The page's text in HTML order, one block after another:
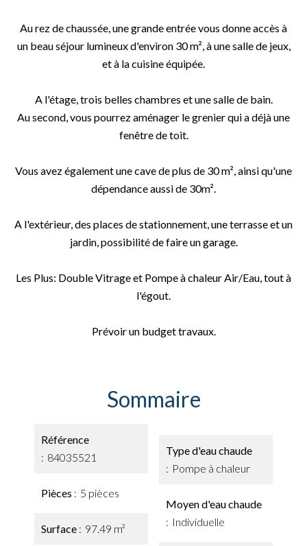
Au rez de chaussée, une grande entrée vous donne accès à
un beau séjour lumineux d'environ 30 m², à une salle de jeux,
et à la cuisine équipée.
A l'étage, trois belles chambres et une salle de bain.
Au second, vous pourrez aménager le grenier qui a déjà une
fenêtre de toit.
Vous avez également une cave de plus de 30 m², ainsi qu'une
dépendance aussi de 30m².
A l'extérieur, des places de stationnement, une terrasse et un
jardin, possibilité de faire un garage.
Les Plus: Double Vitrage et Pompe à chaleur Air/Eau, tout à
l'égout.
Prévoir un budget travaux.
Sommaire
Référence
84035521
Pièces 5 pièces
Surface 97.49 m²
Type d'eau chaude
Pompe à chaleur
Moyen d'eau chaude
Individuelle